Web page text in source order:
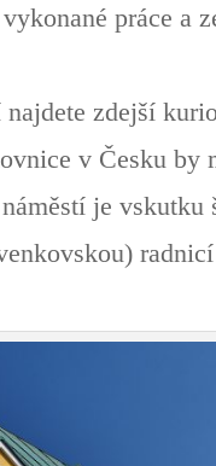
práce a
zdejší
v Česku by
je vskutku